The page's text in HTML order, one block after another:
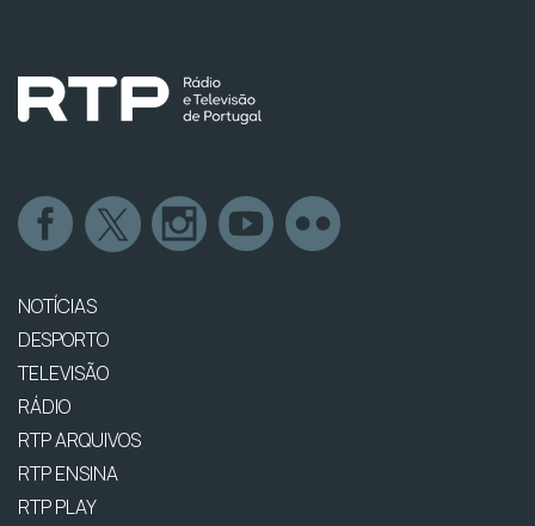
NOTÍCIAS
DESPORTO
TELEVISÃO
RÁDIO
RTP ARQUIVOS
RTP ENSINA
RTP PLAY